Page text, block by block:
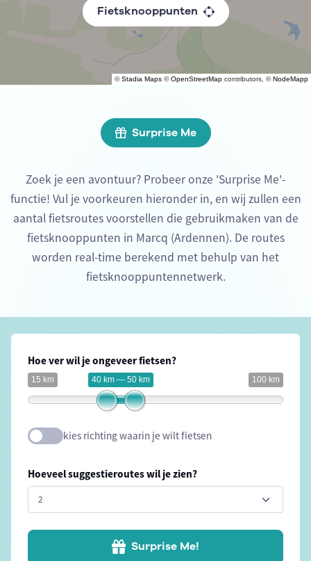
©Stadia Maps ©OpenStreetMap contributors, ©NodeMapp
Fietsknooppunten
Surprise Me
Zoek je een avontuur? Probeer onze 'Surprise Me'-
functie! Vul je voorkeuren hieronder in, en wij zullen een
aantal fietsroutes voorstellen die gebruikmaken van de
fietsknooppunten in Marcq (Ardennen). De routes
worden real-time berekend met behulp van het
fietsknooppuntennetwerk.
Hoe ver wil je ongeveer fietsen?
15 km 100 km
40 km — 50 km
kies richting waarin je wilt fietsen
Hoeveel suggestieroutes wil je zien?
Surprise Me!